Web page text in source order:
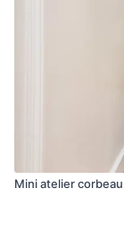
Mini atelier corbeau